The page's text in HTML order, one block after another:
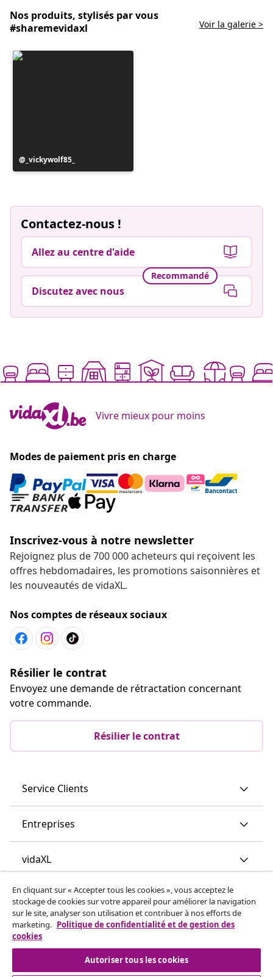
Nos produits, stylisés par vous
#sharemevidaxl
Voir la galerie >
Publication
publiée
_vickywolf85_
Contactez-nous !
Allez au centre d'aide
Recommandé
Discutez avec nous
Vivre mieux pour moins
Modes de paiement pris en charge
Inscrivez-vous à notre newsletter
Rejoignez plus de 700 000 acheteurs qui reçoivent les
offres hebdomadaires, les promotions saisonnières et
les nouveautés de vidaXL.
Nos comptes de réseaux sociaux
Résilier le contrat
Envoyez une demande de rétractation concernant
votre commande.
Résilier le contrat
Service Clients
Entreprises
vidaXL
Découvrez-en plus
En cliquant sur « Accepter tous les cookies », vous acceptez le
stockage de cookies sur votre appareil pour améliorer la navigation
sur le site, analyser son utilisation et contribuer à nos efforts de
marketing. Politique de confidentialité et de gestion des
cookies
Autoriser tous les cookies